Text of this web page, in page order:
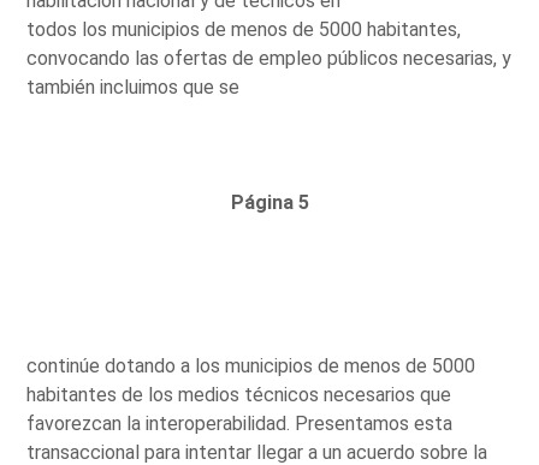
todos los municipios de menos de 5000 habitantes,
convocando las ofertas de empleo públicos necesarias, y
también incluimos que se
Página 5
continúe dotando a los municipios de menos de 5000
habitantes de los medios técnicos necesarios que
favorezcan la interoperabilidad. Presentamos esta
transaccional para intentar llegar a un acuerdo sobre la